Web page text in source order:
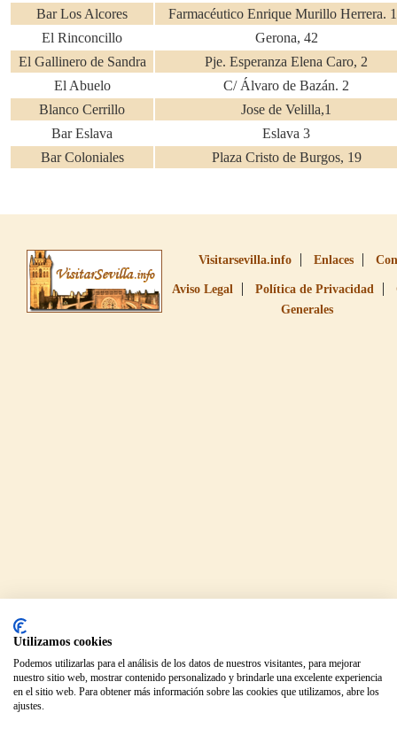
Bar Los Alcores
Farmacéutico Enrique Murillo Herrera.
El Rinconcillo
Gerona, 42
El Gallinero de Sandra
Pje. Esperanza Elena Caro, 2
El Abuelo
C/ Álvaro de Bazán. 2
Blanco Cerrillo
Jose de Velilla,1
Bar Eslava
Eslava 3
Bar Coloniales
Plaza Cristo de Burgos, 19
Visitarsevilla.info Enlaces
Aviso Legal Política de Privacidad
Generales
Utilizamos cookies
Podemos utilizarlas para el análisis de los datos de nuestros visitantes, para mejorar
nuestro sitio web, mostrar contenido personalizado y brindarle una excelente experiencia
en el sitio web. Para obtener más información sobre las cookies que utilizamos, abre los
ajustes.